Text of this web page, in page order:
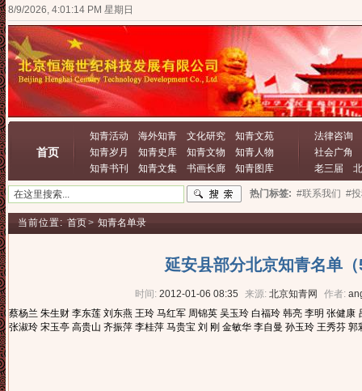
8/9/2026, 4:01:16 PM 星期日
首页
知青活动 海外知青 文化研究
知青文苑
知青岁月
知青史库 知青文物
知青人物
知青书刊
知青文集 书画长廊 知青图库
法律咨询
社会广角
老三届
热门标签: #联系我们 #
当前位置: 首页> 知青名单录
延安县部分北京知青名单
时间: 2012-01-06 08:35 来源: 北京知青网 作者:
蔡杨兰 朱生财 李东莲 刘东燕 王玲 马红军 周锦英 吴玉玲 白福玲 韩亮 李明 张健
张淑玲 宋玉亭 高贵山 齐振萍 李桂萍 马贵宝 刘 刚 金敏华 李自曼 孙玉玲 王秀芬